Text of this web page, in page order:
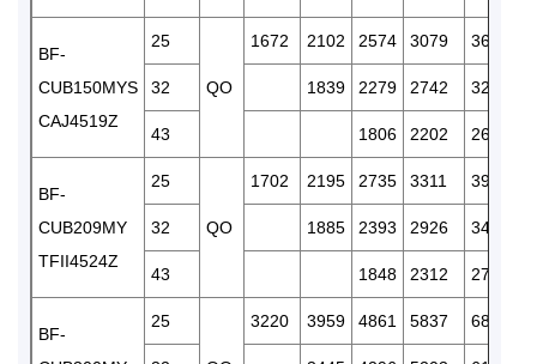
BF-
CUB150MYS
CAJ4519Z
25
QO
1672 2102 2574 3079 3611
32 1839 2279 2742 3222
43 1806 2202 2602
BF-
CUB209MY
TFII4524Z
25
QO
1702 2195 2735 3311 3914
32 1885 2393 2926 3475
43 1848 2312 2778
BF-
25 3220 3959 4861 5837 6878